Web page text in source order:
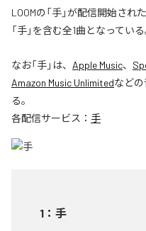
LOOMの「手」が配信開始さ
「手」を含む全1曲となっている
なお「手」は、 Apple Music、
Amazon Music Unlimitedなど
る。
各配信サービス： 手
1 ： 手